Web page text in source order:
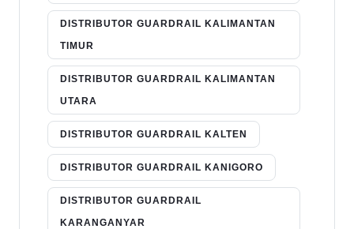
DISTRIBUTOR GUARDRAIL KALIMANTAN
TIMUR
DISTRIBUTOR GUARDRAIL KALIMANTAN
UTARA
DISTRIBUTOR GUARDRAIL KALTEN
DISTRIBUTOR GUARDRAIL KANIGORO
DISTRIBUTOR GUARDRAIL
KARANGANYAR